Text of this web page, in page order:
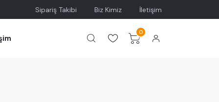
Sipariş Takibi Biz Kimiz İletişim
0